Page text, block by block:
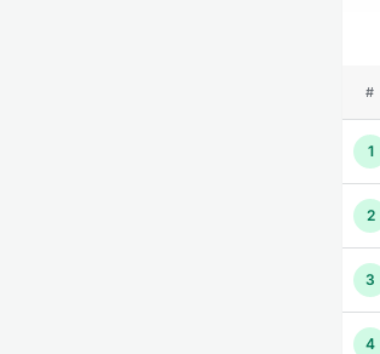
#
1
2
3
4